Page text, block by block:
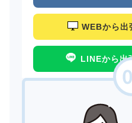
WEBから出
LINEから出